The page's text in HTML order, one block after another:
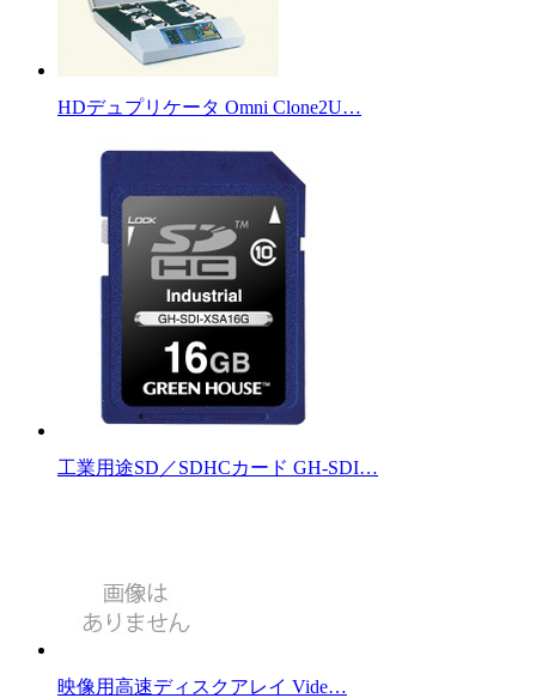
HDデュプリケータ Omni Clone2U…
工業用途SD／SDHCカード GH-SDI…
映像用高速ディスクアレイ Vide…